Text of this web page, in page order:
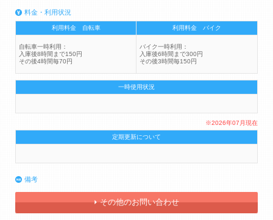
料金・利用状況
利用料金 自転車 利用料金 バイク
自転車一時利用：
入庫後8時間まで150円
その後4時間毎70円
バイク一時利用：
入庫後6時間まで300円
その後3時間毎150円
一時使用状況
※2026年07月現在
定期更新について
備考
その他のお問い合わせ